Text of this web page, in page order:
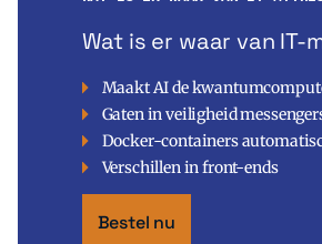
Wat is er waar van IT-
Maakt AI de
Gaten in veiligheid
Docker-containers
Verschillen in front-ends
Bestel nu